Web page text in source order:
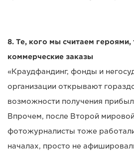
8. Те, кого мы считаем
коммерческие заказы
«Краудфандинг, фонды и
организации открывают
возможности получения
Впрочем, после Второй
фотожурналисты тоже
началах, просто не